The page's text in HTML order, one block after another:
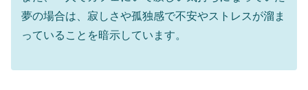
夢の場合は、寂しさや孤独感で不安やストレスが溜ま
っていることを暗示しています。